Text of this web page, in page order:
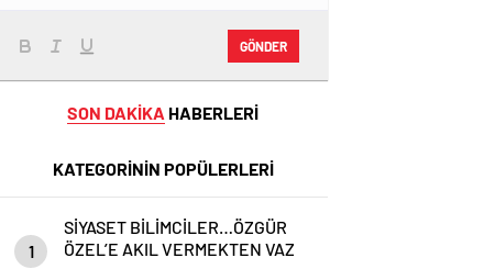
GÖNDER
SON DAKİKA HABERLERİ
KATEGORİNİN POPÜLERLERİ
1
SİYASET BİLİMCİLER…ÖZGÜR
ÖZEL’E AKIL VERMEKTEN VAZ